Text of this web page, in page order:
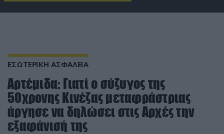
ΕΣΩΤΕΡΙΚΗ ΑΣΦΑΛΕΙΑ
Αρτέμιδα: Γιατί ο σύζυγος της
50χρονης Κινέζας μεταφράστριας
άργησε να δηλώσει στις Αρχές την
εξαφάνισή της